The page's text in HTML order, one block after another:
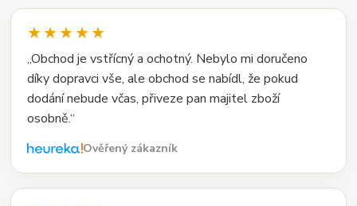
★★★★★
„Obchod je vstřícný a ochotný. Nebylo mi doručeno
díky dopravci vše, ale obchod se nabídl, že pokud
dodání nebude včas, přiveze pan majitel zboží
osobně.“
Ověřený zákazník